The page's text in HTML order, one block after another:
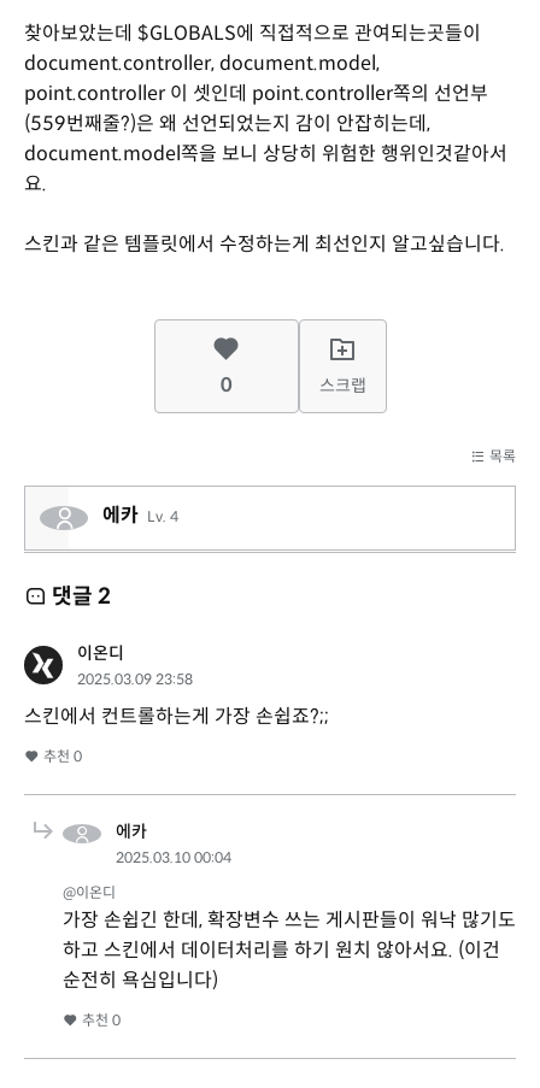
찾아보았는데 $GLOBALS에 직접적으로 관여되는곳들이
document.controller, document.model,
point.controller 이 셋인데 point.controller쪽의 선언부
(559번째줄?)은 왜 선언되었는지 감이 안잡히는데,
document.model쪽을 보니 상당히 위험한 행위인것같아서
요.
스킨과 같은 템플릿에서 수정하는게 최선인지 알고싶습니다.
0 스크랩
목록
에카 Lv. 4
댓글 2
이온디
2025.03.09 23:58
스킨에서 컨트롤하는게 가장 손쉽죠?;;
추천 0
에카
2025.03.10 00:04
@이온디
가장 손쉽긴 한데, 확장변수 쓰는 게시판들이 워낙 많기도
하고 스킨에서 데이터처리를 하기 원치 않아서요. (이건
순전히 욕심입니다)
추천 0